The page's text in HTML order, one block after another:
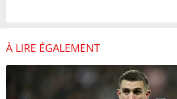
À LIRE ÉGALEMENT